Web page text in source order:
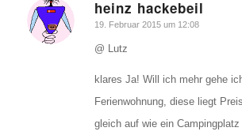
heinz hackebeil
sagte:
19. Februar 2015 um 12:08
@ Lutz
klares Ja! Will ich mehr gehe
Ferienwohnung, diese liegt
gleich auf wie ein